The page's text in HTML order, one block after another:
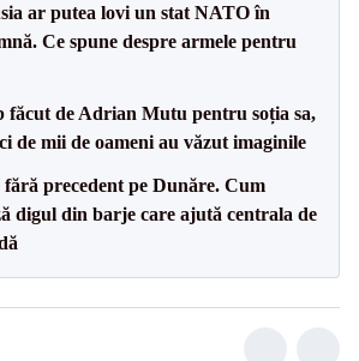
ar putea lovi un stat NATO în
Ce spune despre armele pentru
făcut de Adrian Mutu pentru soția sa,
de mii de oameni au văzut imaginile
precedent pe Dunăre. Cum
digul din barje care ajută centrala de